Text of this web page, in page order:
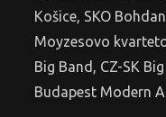
Košice, SKO
Moyzesovo
Big Band, CZ-SK
Budapest Modern